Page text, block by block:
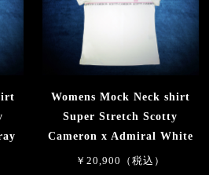
Womens Mock Neck shirt
Super Stretch Scotty
Cameron x Admiral White
￥20,900（税込）